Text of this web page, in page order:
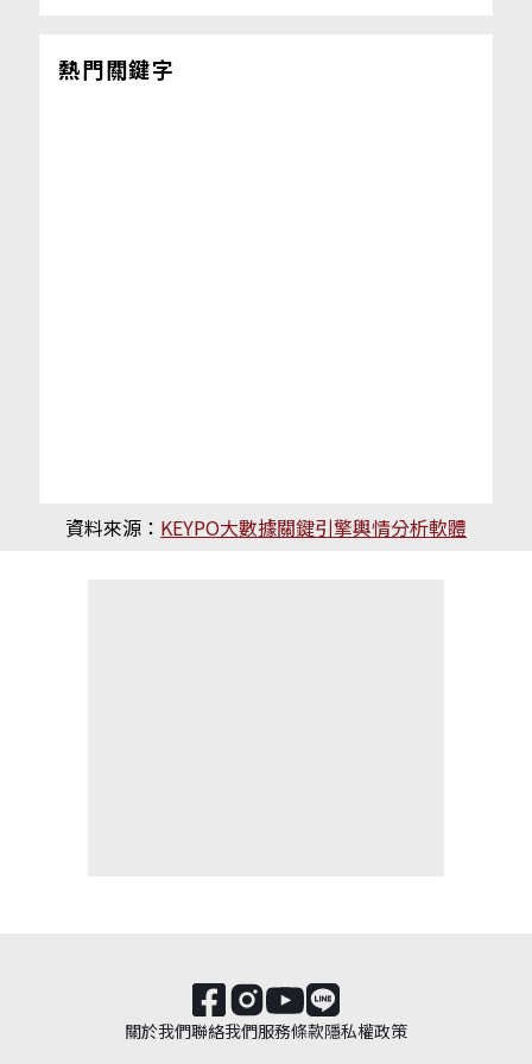
熱門關鍵字
資料來源： KEYPO大數據關鍵引擎輿情分析軟體
關於我們聯絡我們服務條款隱私權政策